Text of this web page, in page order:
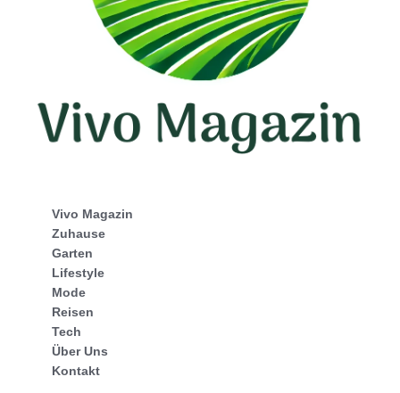
Vivo Magazin
Zuhause
Garten
Lifestyle
Mode
Reisen
Tech
Über Uns
Kontakt